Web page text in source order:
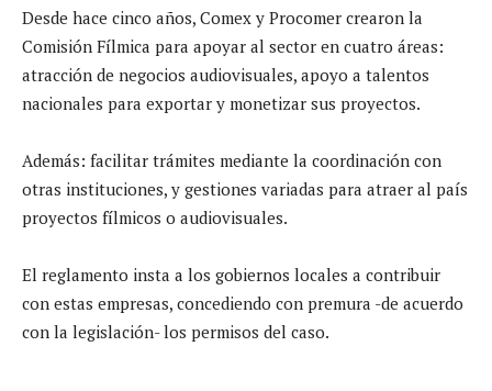
Desde hace cinco años, Comex y Procomer crearon la
Comisión Fílmica para apoyar al sector en cuatro áreas:
atracción de negocios audiovisuales, apoyo a talentos
nacionales para exportar y monetizar sus proyectos.
Además: facilitar trámites mediante la coordinación con
otras instituciones, y gestiones variadas para atraer al país
proyectos fílmicos o audiovisuales.
El reglamento insta a los gobiernos locales a contribuir
con estas empresas, concediendo con premura -de acuerdo
con la legislación- los permisos del caso.